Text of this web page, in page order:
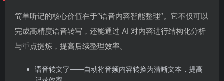
简单听记的核心价值在于“语音内容智能整理”。它不仅可以
完成高精度语音转写，还能通过 AI 对内容进行结构化分析
与重点提炼，提高后续整理效率。
语音转文字——自动将音频内容转换为清晰文本，提高